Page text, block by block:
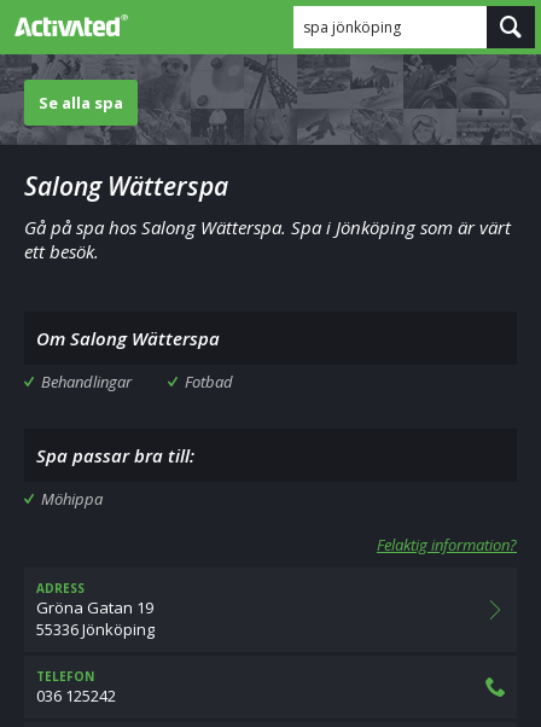
spa jönköping
Se alla spa
Salong Wätterspa
Gå på spa hos Salong Wätterspa. Spa i Jönköping som är värt
ett besök.
Om Salong Wätterspa
Behandlingar Fotbad
Spa passar bra till:
Möhippa
Felaktig information?
ADRESS
Gröna Gatan 19
55336 Jönköping
TELEFON
036 125242